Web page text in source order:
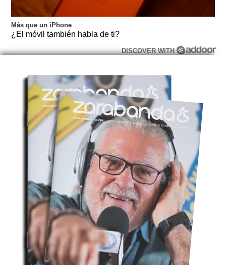
Más que un iPhone
¿El móvil también habla de ti?
DISCOVER WITH